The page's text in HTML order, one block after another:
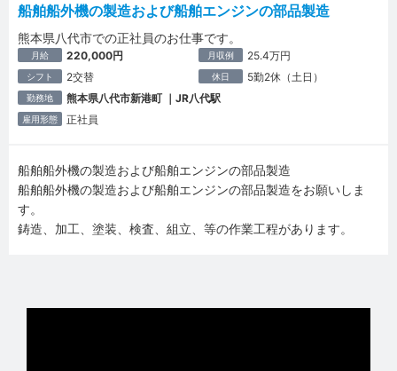
船舶船外機の製造および船舶エンジンの部品製造
熊本県八代市での正社員のお仕事です。
月給 220,000円 月収例 25.4万円
シフト 2交替 休日 5勤2休（土日）
勤務地 熊本県八代市新港町 ｜JR八代駅
雇用形態 正社員
船舶船外機の製造および船舶エンジンの部品製造
船舶船外機の製造および船舶エンジンの部品製造をお願いしま
す。
鋳造、加工、塗装、検査、組立、等の作業工程があります。